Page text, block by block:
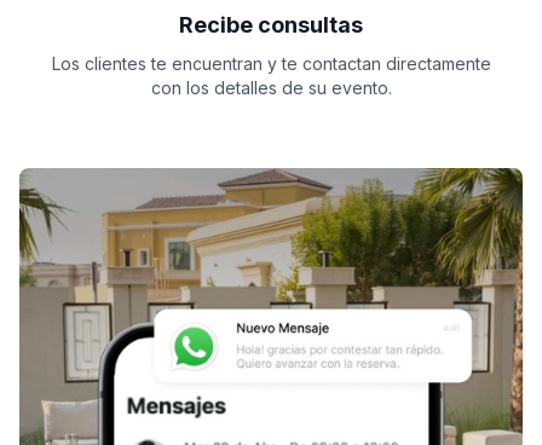
Recibe consultas
Los clientes te encuentran y te contactan directamente
con los detalles de su evento.